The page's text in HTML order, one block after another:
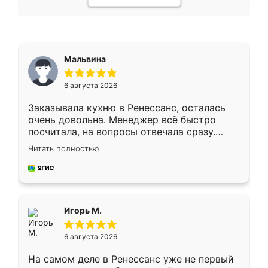
Мальвина
6 августа 2026
Заказывала кухню в Ренессанс, осталась
очень довольна. Менеджер всё быстро
посчитала, на вопросы отвечала сразу.
Замерщик приехал в субботу, подошёл к
делу со всей ответственностью. Собрали
за день, ребята работали аккуратно, даже
Читать полностью
Игорь М.
6 августа 2026
На самом деле в Ренессанс уже не первый